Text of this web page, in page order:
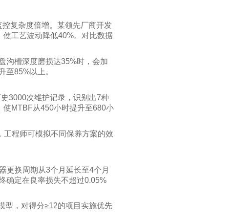
复杂度倍增。某领先厂商开发
工艺波动降低40%。对比数据
沟槽深度磨损达35%时，会加
至85%以上。
3000次维护记录，识别出7种
MTBF从450小时提升至680小
程师可模拟不同保养方案的效
更换周期从3个月延长至4个月
确定在良率损失不超过0.05%
型，对得分≥12的项目实施优先